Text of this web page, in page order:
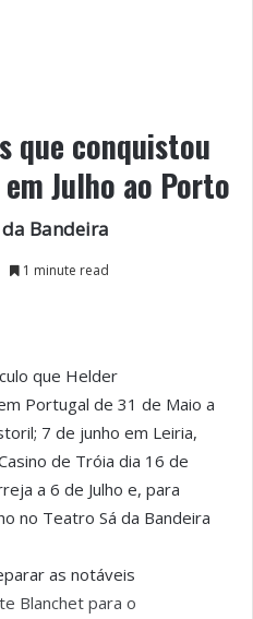
que conquistou
Julho ao Porto
Bandeira
1 minute read
que Helder
Portugal de 31 de Maio a
7 de junho em Leiria,
de Tróia dia 16 de
a 6 de Julho e, para
no Teatro Sá da Bandeira
as notáveis
Blanchet para o